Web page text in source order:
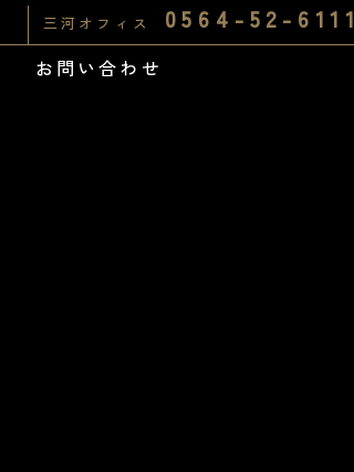
三河オフィス 0564-52-6111
お問い合わせ